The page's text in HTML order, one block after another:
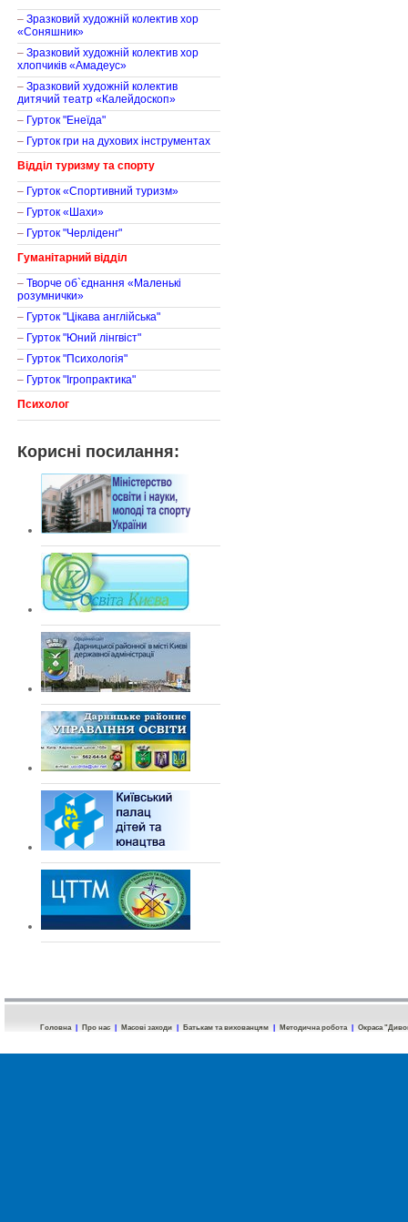
– Зразковий художній колектив хор
«Соняшник»
– Зразковий художній колектив хор
хлопчиків «Амадеус»
– Зразковий художній колектив
дитячий театр «Калейдоскоп»
– Гурток "Енеїда"
– Гурток гри на духових інструментах
Відділ туризму та спорту
– Гурток «Спортивний туризм»
– Гурток «Шахи»
– Гурток "Черліденг"
Гуманітарний відділ
– Творче об`єднання «Маленькі
розумнички»
– Гурток "Цікава англійська"
– Гурток "Юний лінгвіст"
– Гурток "Психологія"
– Гурток "Ігропрактика"
Психолог
Корисні посилання:
Головна Про нас Масові заходи Батькам та вихованцям Методична робота Окраса